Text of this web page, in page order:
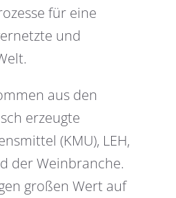
für eine
und
aus den
erzeugte
(KMU), LEH,
der Weinbranche.
großen Wert auf